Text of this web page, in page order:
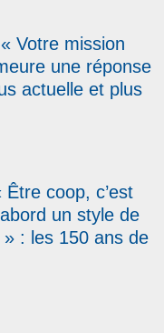
« Votre mission
une réponse
actuelle et plus
réunis à
Rome
Être coop, c’est
un style de
» : les 150 ans de
fêtés en